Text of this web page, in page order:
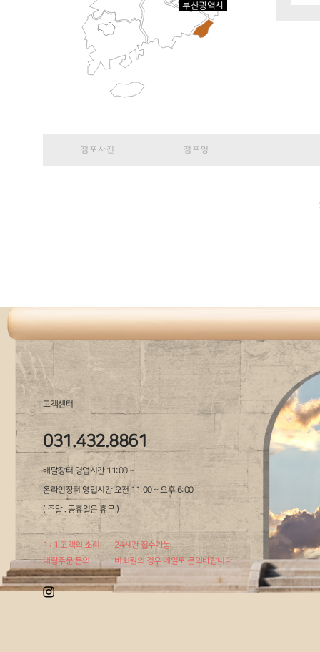
부산광역시
점포사진 점포명
고객센터
031.432.8861
배달장터 영업시간 11:00 ~
온라인장터 영업시간 오전 11:00 ~ 오후 6:00
( 주말 . 공휴일은 휴무 )
1 : 1 고객의 소리
24시간 접수가능
대량주문 문의
비회원의 경우 메일로 문의바랍니다.